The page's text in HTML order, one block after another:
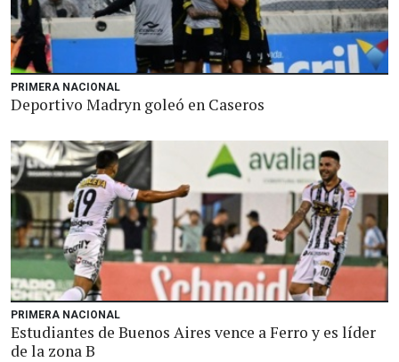
PRIMERA NACIONAL
Deportivo Madryn goleó en Caseros
PRIMERA NACIONAL
Estudiantes de Buenos Aires vence a Ferro y es líder
de la zona B